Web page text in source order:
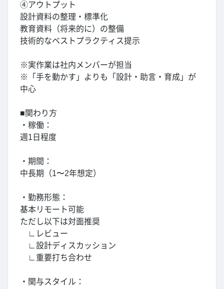
④アウトプット
設計資料の整理・標準化
教育資料（将来的に）の整備
技術的なベストプラクティス提示
※実作業は社内メンバーが担当
※「手を動かす」よりも「設計・助言・育成」が
中心
■関わり方
・稼働：
週1日程度
・期間：
中長期（1〜2年想定）
・勤務形態：
基本リモート可能
ただし以下は対面推奨
∟レビュー
∟設計ディスカッション
∟重要打ち合わせ
・関与スタイル：